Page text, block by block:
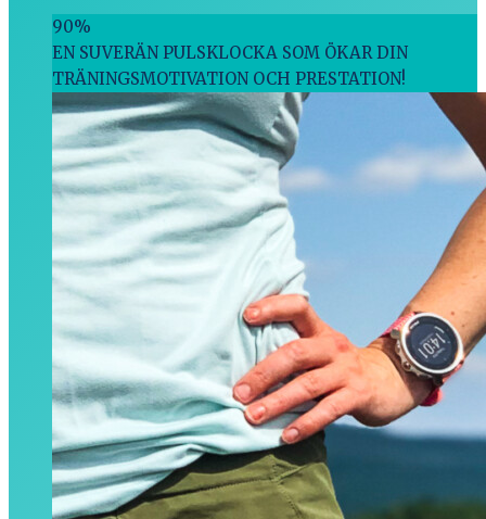
90%
EN SUVERÄN PULSKLOCKA SOM ÖKAR DIN
TRÄNINGSMOTIVATION OCH PRESTATION!